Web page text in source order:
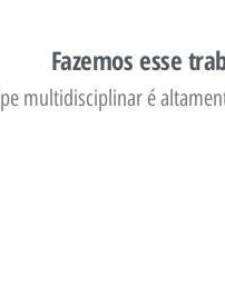
Fazemos esse
multidisciplinar é